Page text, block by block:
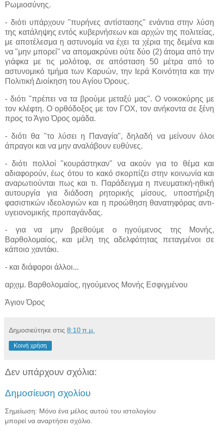
Ρωμιοσύνης.
- διότι υπάρχουν "πυρήνες αντίστασης" ενάντια στην λύση
της κατάληψης εντός κυβερνήσεων και αρχών της πολιτείας,
με αποτέλεσμα η αστυνομία να έχει τα χέρια της δεμένα και
να "μην μπορεί" να απομακρύνει ούτε δύο (2) άτομα από την
γιάφκα με τις μολότοφ, σε απόσταση 50 μέτρα από το
αστυνομικό τμήμα των Καρυών, την Ιερά Κοινότητα και την
Πολιτική Διοίκηση του Αγίου Όρους.
- διότι "πρέπει να τα βρούμε μεταξύ μας". Ο νοικοκύρης με
τον κλέφτη. Ο ορθόδοξος με τον ΓΟΧ, τον ανήκοντα σε ξένη
προς το Άγιο Όρος ομάδα.
- διότι θα "το λύσει η Παναγία", δηλαδή να μείνουν όλοι
άπραγοι και να μην αναλάβουν ευθύνες.
- διότι πολλοί "κουράστηκαν" να ακούν για το θέμα και
αδιαφορούν, έως ότου το κακό σκορπίζει στην κοινωνία και
αναρωτιούνται πως και τι. Παράδειγμα η πνευματική-ηθική
αυτουργία για διάδοση ρητορικής μίσους, υποστήριξη
φασιστικών ιδεολογιών και η προώθηση θανατηφόρας αντι-
υγειονομικής προπαγάνδας.
- για να μην βρεθούμε ο ηγούμενος της Μονής,
Βαρθολομαίος, και μέλη της αδελφότητας πεταγμένοι σε
κάποιο χαντάκι.
- και διάφοροι άλλοι...
αρχιμ. Βαρθολομαίος, ηγούμενος Μονής Εσφιγμένου
Άγιον Όρος
Δημοσιεύτηκε στις 8:10 π.μ.
Κοινή χρήση
Δεν υπάρχουν σχόλια:
Δημοσίευση σχολίου
Σημείωση: Μόνο ένα μέλος αυτού του ιστολογίου
μπορεί να αναρτήσει σχόλιο.